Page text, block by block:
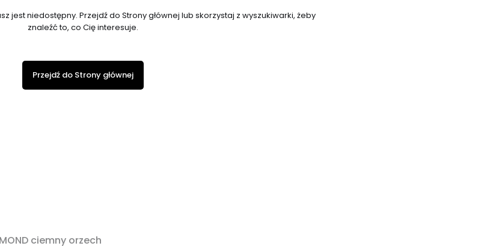
jest niedostępny. Przejdź do Strony głównej lub skorzystaj z wyszukiwarki, żeby
znaleźć to, co Cię interesuje.
Przejdź do Strony głównej
ciemny orzech